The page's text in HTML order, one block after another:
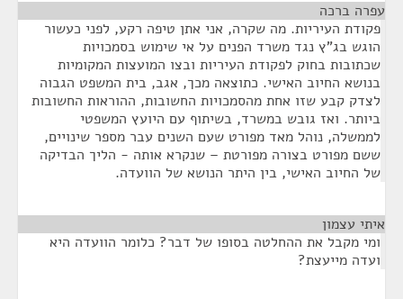
עפרה ברכה
פקודת העיריות. מה שקרה, אני אתן טיפה רקע, לפני כעשור
הוגש בג"ץ נגד משרד הפנים על אי שימוש בסמכויות
שכתובות בחוק לפקודת העיריות ובצו המועצות המקומיות
בנושא החיוב האישי. כתוצאה מכך, אגב, בית המשפט הגבוה
לצדק קבע שזו אחת מהסמכויות החשובות, ההוראות החשובות
ביותר. ואז גובש במשרד, בשיתוף עם היועץ המשפטי
לממשלה, נוהל מאד מפורט שעם השנים עבר מספר שינויים,
ששם מפורט בצורה מפורטת – שנקרא אותה - הליך הבדיקה
של החיוב האישי, בין היתר הנושא של הוועדה.
איתי עצמון
ומי מקבל את ההחלטה בסופו של דבר? כלומר הוועדה היא
ועדה מייעצת?